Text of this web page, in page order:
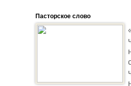
Пасторское слово